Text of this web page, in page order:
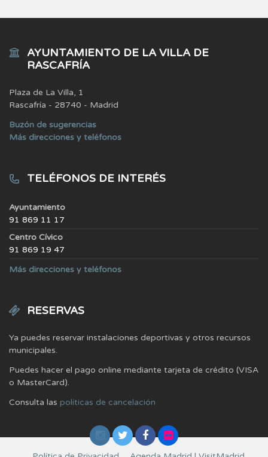
AYUNTAMIENTO DE LA VILLA DE
RASCAFRÍA
Plaza de La Villa, 1
Rascafría - 28740 - Madrid
Buzón de sugerencias
Más direcciones y teléfonos
TELÉFONOS DE INTERÉS
Ayuntamiento
91 869 11 17
Centro Cívico
91 869 19 47
Más direcciones y teléfonos
RESERVAS
Ya puedes reservar instalaciones deportivas y otros recursos
municipales.
Puedes hacer el pago online mediante tarjeta de crédito (VISA
o MasterCard).
Consulta las políticas de cancelación